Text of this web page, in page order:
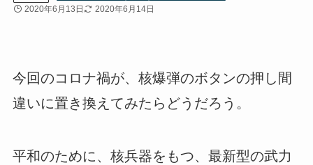
2020年6月13日 2020年6月14日
今回のコロナ禍が、核爆弾のボタンの押し間
違いに置き換えてみたらどうだろう。
平和のために、核兵器をもつ、最新型の武力